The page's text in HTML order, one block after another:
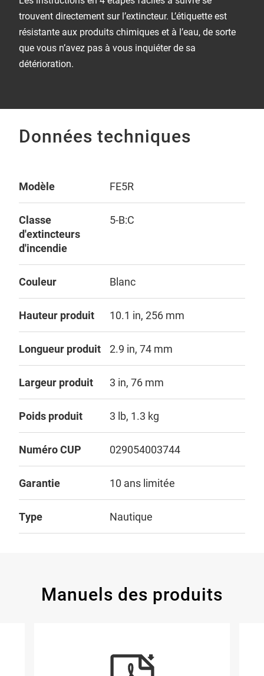
trouvent directement sur l’extincteur. L’étiquette est
résistante aux produits chimiques et à l’eau, de sorte
que vous n’avez pas à vous inquiéter de sa
détérioration.
Données techniques
Modèle FE5R
Classe
d'extincteurs
d'incendie
5-B:C
Couleur Blanc
Hauteur produit 10.1 in, 256 mm
Longueur produit 2.9 in, 74 mm
Largeur produit 3 in, 76 mm
Poids produit 3 lb, 1.3 kg
Numéro CUP 029054003744
Garantie 10 ans limitée
Type Nautique
Manuels des produits